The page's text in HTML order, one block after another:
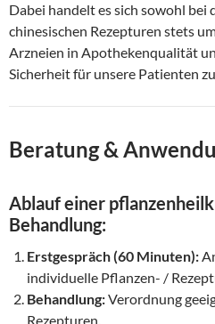
Dabei handelt es sich sowohl bei
chinesischen Rezepturen stets
Arzneien in Apothekenqualität
Sicherheit für unsere Patienten
Beratung &
Ablauf einer
Behandlung:
Erstgespräch (60 Minuten):
individuelle Pflanzen- /
Behandlung:Verordnung
Rezepturen.